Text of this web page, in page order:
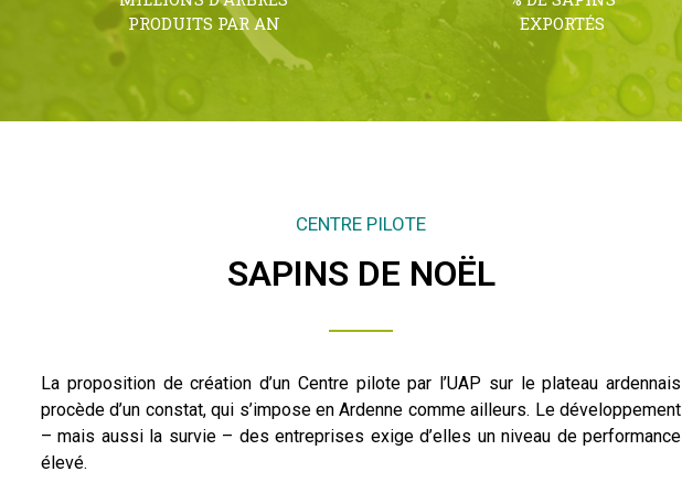
PRODUITS PAR AN
EXPORTÉS
CENTRE PILOTE
SAPINS DE NOËL
La proposition de création d’un Centre pilote par l’UAP sur le plateau ardennais
procède d’un constat, qui s’impose en Ardenne comme ailleurs. Le développement
– mais aussi la survie – des entreprises exige d’elles un niveau de performance
élevé.